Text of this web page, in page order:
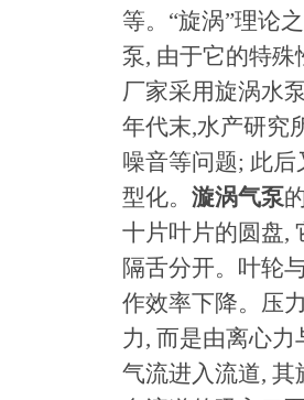
等。“旋涡”理论
泵, 由于它的特
厂家采用旋涡水
年代末,水产研究
噪音等问题; 此后
型化。 漩涡气泵
十片叶片的圆盘,
隔舌分开。叶轮
作效率下降。压
力, 而是由离心
气流进入流道,